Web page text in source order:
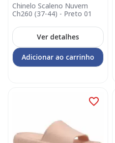
Chinelo Scaleno Nuvem
Ch260 (37-44) - Preto 01
Ver detalhes
Adicionar ao carrinho